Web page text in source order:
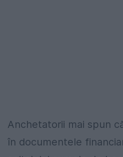
Anchetatorii mai spun
în documentele